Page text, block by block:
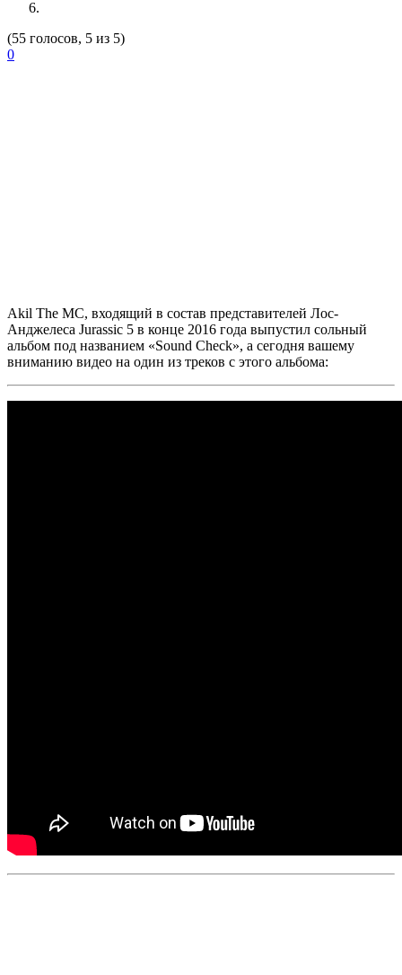
(55 голосов, 5 из 5)
0
Akil The MC, входящий в состав представителей Лос-
Анджелеса Jurassic 5 в конце 2016 года выпустил сольный
альбом под названием «Sound Check», а сегодня вашему
вниманию видео на один из треков с этого альбома: